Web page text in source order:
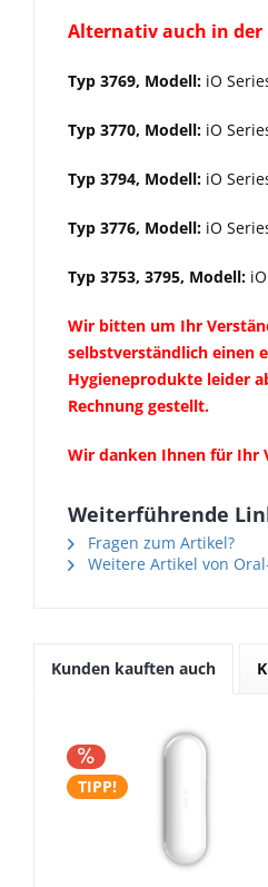
Alternativ auch in der
Typ 3769, Modell: iO
Typ 3770, Modell: iO
Typ 3794, Modell: iO
Typ 3776, Modell: iO
Typ 3753, 3795, Modell:
Wir bitten um Ihr
selbstverständlich einen
Hygieneprodukte leider
Rechnung gestellt.
Wir danken Ihnen für Ihr
Weiterführende
Fragen zum Artikel?
Weitere Artikel von
Kunden kauften auch
TIPP!